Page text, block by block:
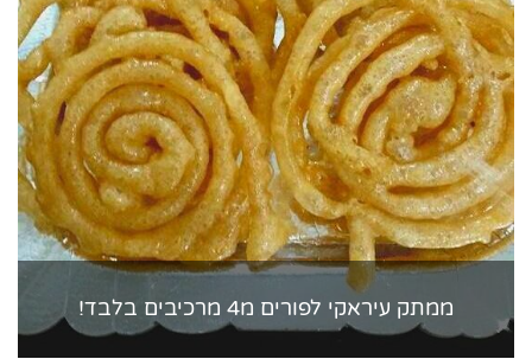
ממתק עיראקי לפורים מ4 מרכיבים בלבד!